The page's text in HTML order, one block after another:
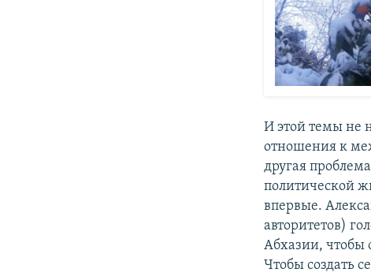
И этой темы не
отношения к
другая
политической
впервые.
авторитетов)
Абхазии, чтобы
Чтобы создать